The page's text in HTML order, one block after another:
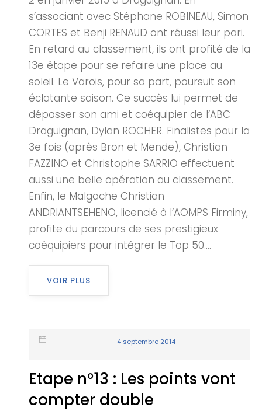
s’associant avec Stéphane ROBINEAU, Simon
CORTES et Benji RENAUD ont réussi leur pari.
En retard au classement, ils ont profité de la
13e étape pour se refaire une place au
soleil. Le Varois, pour sa part, poursuit son
éclatante saison. Ce succès lui permet de
dépasser son ami et coéquipier de l’ABC
Draguignan, Dylan ROCHER. Finalistes pour la
3e fois (après Bron et Mende), Christian
FAZZINO et Christophe SARRIO effectuent
aussi une belle opération au classement.
Enfin, le Malgache Christian
ANDRIANTSEHENO, licencié à l’AOMPS Firminy,
profite du parcours de ses prestigieux
coéquipiers pour intégrer le Top 50....
VOIR PLUS
4 septembre 2014
Etape n°13 : Les points vont
compter double